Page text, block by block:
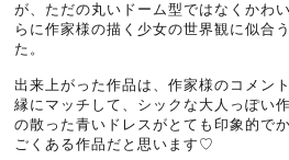
が、ただの丸いドーム型ではなくかわ
らに作家様の描く少女の世界観に似合
た。
出来上がった作品は、作家様のコメン
縁にマッチして、シックな大人っぽい
の散った青いドレスがとても印象的で
ごくある作品だと思います♡